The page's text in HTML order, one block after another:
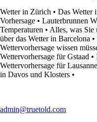
Wetter in Zürich • Das Wetter
Vorhersage • Lauterbrunnen
Temperaturen • Alles, was Sie
über das Wetter in Barcelona •
Wettervorhersage wissen
Wettervorhersage für Gstaad •
Wettervorhersage für
in Davos und Klosters •
admin@truetold.com